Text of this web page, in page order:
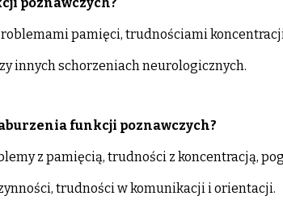
pamięci, trudnościami
innych schorzeniach neurologicznych.
funkcji poznawczych?
z pamięcią, trudności z koncentracją,
trudności w komunikacji i orientacji.